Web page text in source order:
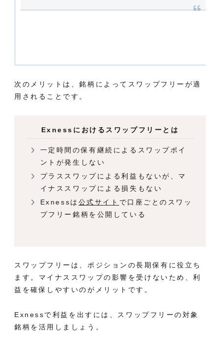
次のメリットは、銘柄によってスワップフリーが適
用されることです。
Exnessにおけるスワップフリーとは
一定時間の保有継続によるスワップポイ
ントが発生しない
プラススワップによる利益もないが、マ
イナススワップによる損失もない
Exnessは 公式サイト で口座ごとのスワッ
プフリー銘柄を公開している
スワップフリーは、ポジションの長期保有に役立ち
ます。マイナススワップの影響を受けないため、利
益を確保しやすいのがメリットです。
Exnessで利益を出すには、スワップフリーの対象
銘柄を活用しましょう 。